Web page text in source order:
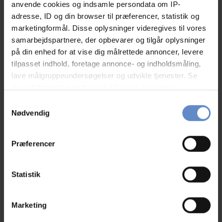
anvende cookies og indsamle persondata om IP-
adresse, ID og din browser til præferencer, statistik og
marketingformål. Disse oplysninger videregives til vores
samarbejdspartnere, der opbevarer og tilgår oplysninger
på din enhed for at vise dig målrettede annoncer, levere
tilpasset indhold, foretage annonce- og indholdsmåling,
lave målgruppeundersøgelser og udvikle tjenester. Se
tilbage eller ændre indstillinger fra vores
"Cookiedeklaration", eller ved at trykke på "Privacy
Indsamle præcise oplysninger om din placering,
Identificere din enhed baseret på en scanning af
dens unikke karakteristika (fingerprinting)
Nødvendig
Præferencer
Statistik
Marketing
Solo-rejsende, FR
02.Aug.2026
9,58 ud af 10
Host particularly gentle and helpful.
An